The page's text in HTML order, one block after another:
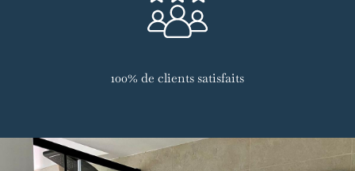
100% de clients satisfaits